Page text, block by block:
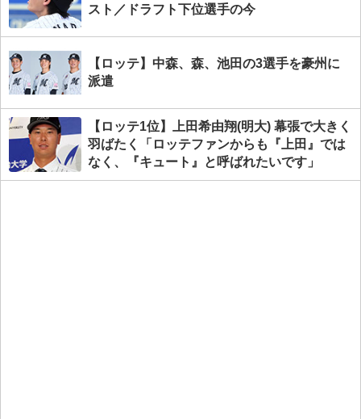
スト／ドラフト下位選手の今
【ロッテ】中森、森、池田の3選手を豪州に
派遣
【ロッテ1位】上田希由翔(明大) 幕張で大きく
羽ばたく「ロッテファンからも『上田』では
なく、『キュート』と呼ばれたいです」